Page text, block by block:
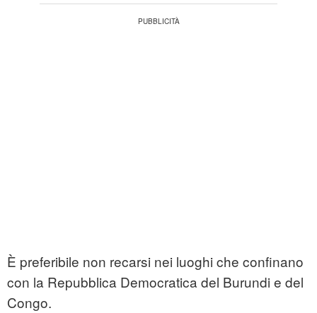
È preferibile non recarsi nei luoghi che confinano
con la Repubblica Democratica del Burundi e del
Congo.